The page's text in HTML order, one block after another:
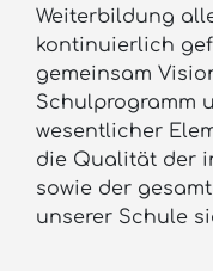
Weiterbildung
kontinuierlich
gemeinsam
Schulprogramm
wesentlicher
die Qualität der
sowie der
unserer Schule